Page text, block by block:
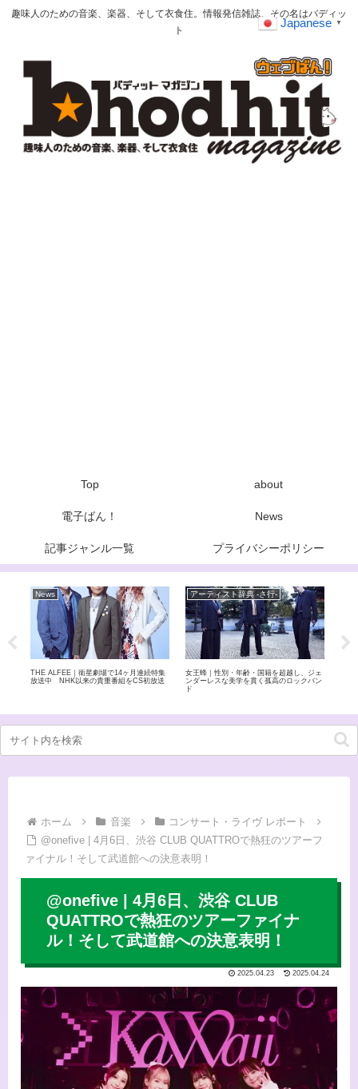
趣味人のための音楽、楽器、そして衣食住。情報発信雑誌、その名はバディッ
ト
Top about
電子ばん！ News
記事ジャンル一覧 プライバシーポリシー
News
THE ALFEE｜衛星劇場で14ヶ月連続特集
放送中 NHK以来の貴重番組をCS初放送
アーティスト辞典 -さ行-
女王蜂｜性別・年齢・国籍を超越し、ジェ
ンダーレスな美学を貫く孤高のロックバン
ド
ホーム 音楽
コンサート・ライヴ レポート
@onefive | 4月6日、渋谷 CLUB QUATTROで熱狂のツアーフ
ァイナル！そして武道館への決意表明！
@onefive | 4月6日、渋谷 CLUB
QUATTROで熱狂のツアーファイナ
ル！そして武道館への決意表明！
2025.04.23 2025.04.24
Japanese ▼